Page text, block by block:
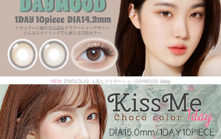
NEW 【IMOLOLA】上品なグラデーションDAYMOOD 1day